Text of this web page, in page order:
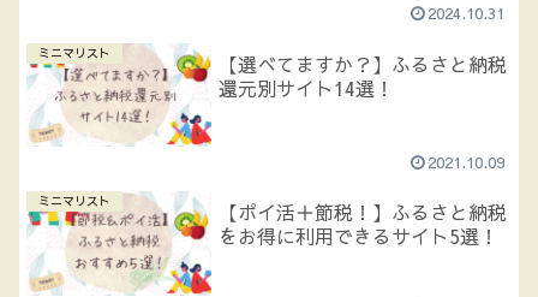
2024.10.31
ミニマリスト
【選べてますか？】ふるさと納税
還元別サイト14選！
2021.10.09
ミニマリスト
【ポイ活＋節税！】ふるさと納税
をお得に利用できるサイト5選！